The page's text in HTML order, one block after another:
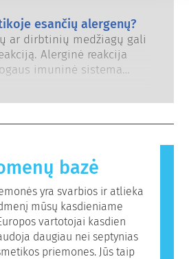
sukelti endokrininės
Griežti gaminių saugos
atlieka kvalifikuoti
kuriuos įmonės teisiškai
visą galimą riziką,
sistemos
investavo į mokslinius
sukurti
su gyvūnais, kad
ingredientų ir gaminių
esančių alergenų?
ar dirbtinių medžiagų gali
Alerginė reakcija
imuninė sistema
kurios yra
žmonių. Medžiaga,
gali sukelti alergiją. Tai
nėra saugus naudoti
bazė
yra svarbios ir atlieka
mūsų kasdieniame
vartotojai kasdien
daugiau nei septynias
priemones. Jūs taip